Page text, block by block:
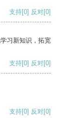
支持[0] 反对[0]
习新知识，拓宽
支持[0] 反对[0]
支持[0] 反对[0]